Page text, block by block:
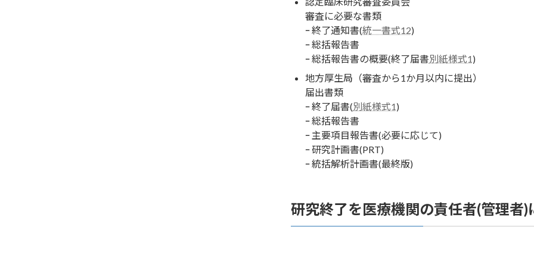
審査に必要な書類
ｰ 終了通知書(統一書式12)
ｰ 総括報告書
ｰ 総括報告書の概要(終了届書別紙様式1 )
地方厚生局（審査から1か月以内に提出）
届出書類
ｰ 終了届書(別紙様式1 )
ｰ 総括報告書
ｰ 主要項目報告書(必要に応じて)
ｰ 研究計画書(PRT)
ｰ 統括解析計画書(最終版)
研究終了を医療機関の責任者(管理者)